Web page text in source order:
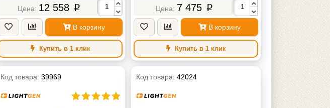
Напряжение питания
AC/DС 24V Вольт
Масса
1 кг
12 558 p
В корзину
Купить в 1 клик
4000-4500К (Теплый белый) Кельвин
AC/DС 24V Вольт
Масса
7 475 p
В корзину
Купить в 1 клик
Код товара: 39969 Код товара: 42024